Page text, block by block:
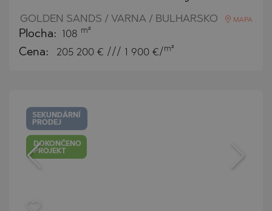
GOLDEN SANDS / VARNA / BULHARSKO MAPA
Plocha: 108 m²
Cena: 205 200 € /// 1 900 €/ m²
SEKUNDÁRNÍ
PRODEJ
DOKONČENO
PROJEKT